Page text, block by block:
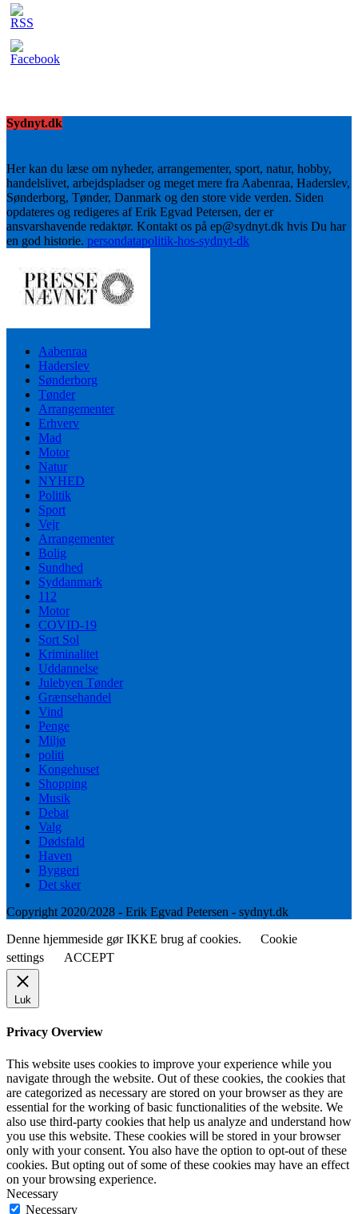
Sydnyt.dk
Her kan du læse om nyheder, arrangementer, sport, natur, hobby,
handelslivet, arbejdspladser og meget mere fra Aabenraa, Haderslev,
Sønderborg, Tønder, Danmark og den store vide verden. Siden
opdateres og redigeres af Erik Egvad Petersen, der er
ansvarshavende redaktør. Kontakt os på ep@sydnyt.dk hvis Du har
en god historie. persondatapolitik-hos-sydnyt-dk
Aabenraa
Haderslev
Sønderborg
Tønder
Arrangementer
Erhverv
Mad
Motor
Natur
NYHED
Politik
Sport
Vejr
Arrangementer
Bolig
Sundhed
Syddanmark
112
Motor
COVID-19
Sort Sol
Kriminalitet
Uddannelse
Julebyen Tønder
Grænsehandel
Vind
Penge
Miljø
politi
Kongehuset
Shopping
Musik
Debat
Valg
Dødsfald
Haven
Byggeri
Det sker
Copyright 2020/2028 - Erik Egvad Petersen - sydnyt.dk
Denne hjemmeside gør IKKE brug af cookies.
Cookie
settings
ACCEPT
Luk
Privacy Overview
This website uses cookies to improve your experience while you
navigate through the website. Out of these cookies, the cookies that
are categorized as necessary are stored on your browser as they are
essential for the working of basic functionalities of the website. We
also use third-party cookies that help us analyze and understand how
you use this website. These cookies will be stored in your browser
only with your consent. You also have the option to opt-out of these
cookies. But opting out of some of these cookies may have an effect
on your browsing experience.
Necessary
Necessary